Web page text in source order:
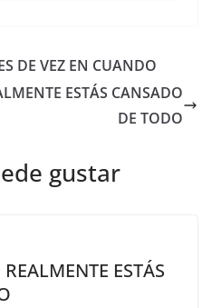
DE VEZ EN CUANDO
ESTÁS CANSADO
DE TODO
gustar
ESTÁS